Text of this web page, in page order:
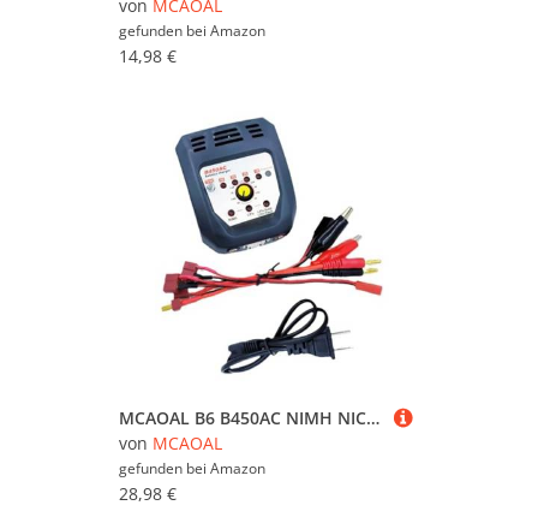
von MCAOAL
gefunden bei Amazon
14,98 €
MCAOAL B6 B450AC NIMH NICD Batterie Ausgewogenes Für 2-4S NIMH NICD
von MCAOAL
gefunden bei Amazon
28,98 €